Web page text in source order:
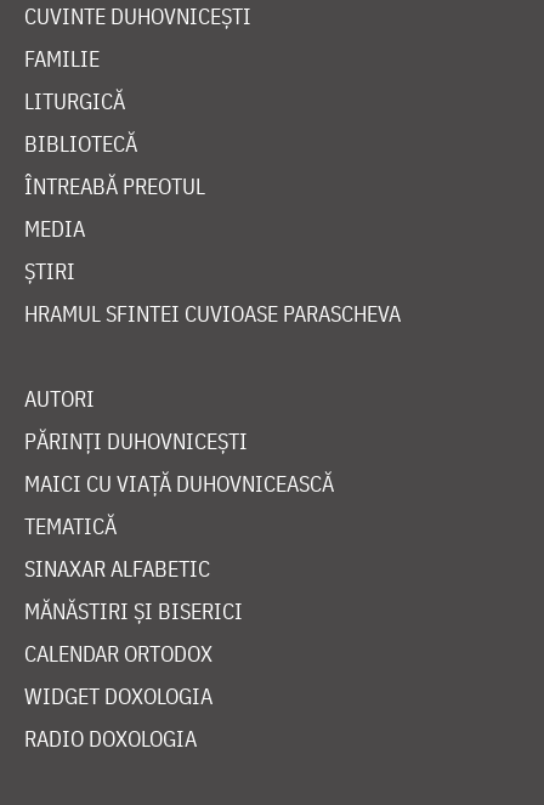
CUVINTE DUHOVNICEȘTI
FAMILIE
LITURGICĂ
BIBLIOTECĂ
ÎNTREABĂ PREOTUL
MEDIA
ȘTIRI
HRAMUL SFINTEI CUVIOASE PARASCHEVA
AUTORI
PĂRINȚI DUHOVNICEȘTI
MAICI CU VIAȚĂ DUHOVNICEASCĂ
TEMATICĂ
SINAXAR ALFABETIC
MĂNĂSTIRI ȘI BISERICI
CALENDAR ORTODOX
WIDGET DOXOLOGIA
RADIO DOXOLOGIA